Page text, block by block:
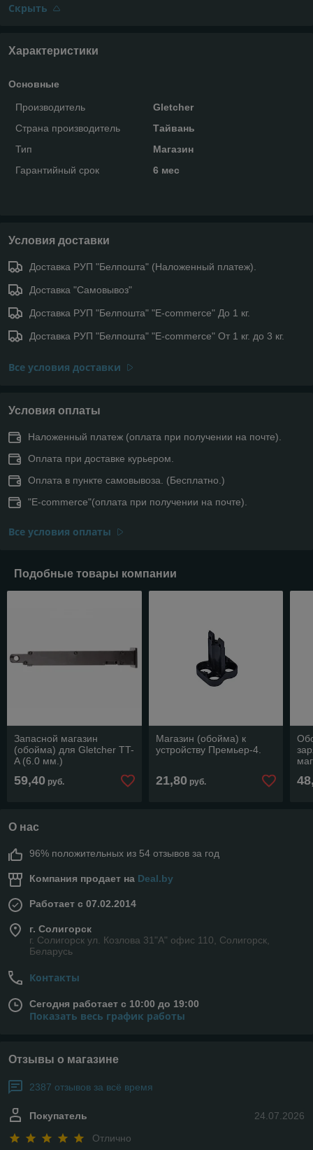
Скрыть
Характеристики
Основные
Производитель
Gletcher
Страна производитель
Тайвань
Тип
Магазин
Гарантийный срок
6 мес
Условия доставки
Доставка РУП "Белпошта" (Наложенный платеж).
Доставка "Самовывоз"
Доставка РУП "Белпошта" "E-commerce" До 1 кг.
Доставка РУП "Белпошта" "E-commerce" От 1 кг. до 3 кг.
Все условия доставки
Условия оплаты
Наложенный платеж (оплата при получении на почте).
Оплата при доставке курьером.
Оплата в пункте самовывоза. (Бесплатно.)
"E-commerce"(оплата при получении на почте).
Все условия оплаты
Подобные товары компании
Запасной магазин
(обойма) для Gletcher TT-
A (6.0 мм.)
59,40 руб.
Магазин (обойма) к
устройству Премьер-4.
21,80руб.
О нас
96% положительных из 54 отзывов за год
Компания продает на Deal.by
Работает с 07.02.2014
г. Солигорск
г. Солигорск ул. Козлова 31"А" офис 110, Солигорск,
Беларусь
Контакты
Сегодня работает с 10:00 до 19:00
Показать весь график работы
Отзывы о магазине
2387 отзывов за всё время
24.07.2026
Покупатель
Отлично